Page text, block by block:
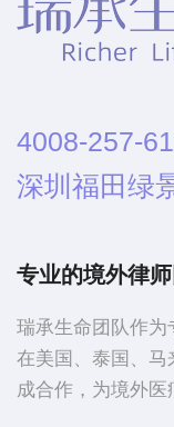
4008-257-
深圳福田绿
专业的境外律
瑞承生命团队作为
在美国、泰国、马
成合作，为境外医